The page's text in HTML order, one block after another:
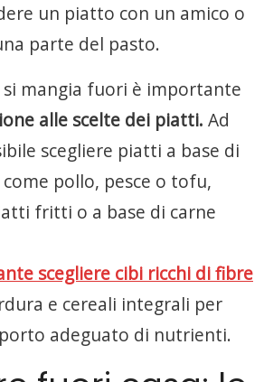
un piatto con un amico o
parte del pasto.
mangia fuori è importante
alle scelte dei piatti. Ad
scegliere piatti a base di
pollo, pesce o tofu,
fritti o a base di carne
scegliere cibi ricchi di fibre
e cereali integrali per
adeguato di nutrienti.